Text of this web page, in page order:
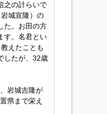
之の計らいで
城宣隆）の
た。お田の方
す。名君とい
えたことも
したが、32歳
岩城吉隆が
県まで栄え